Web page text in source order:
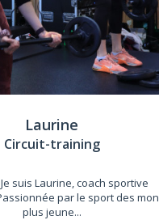
Laurine
Circuit-training
suis Laurine, coach sportive
par le sport des mon
plus jeune...